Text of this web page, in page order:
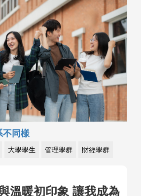
不同樣
大學學生 管理學群 財經學群
溫暖初印象 讓我成為